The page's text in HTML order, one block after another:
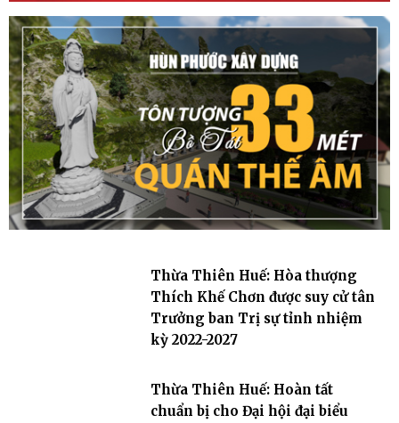
Thừa Thiên Huế: Hòa thượng
Thích Khế Chơn được suy cử tân
Trưởng ban Trị sự tỉnh nhiệm
kỳ 2022-2027
Thừa Thiên Huế: Hoàn tất
chuẩn bị cho Đại hội đại biểu